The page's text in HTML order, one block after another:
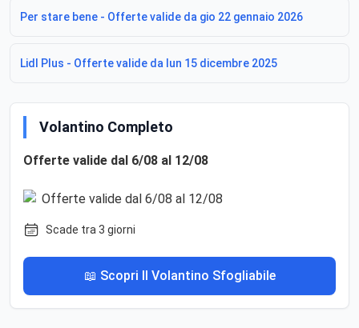
Per stare bene - Offerte valide da gio 22 gennaio 2026
Lidl Plus - Offerte valide da lun 15 dicembre 2025
Volantino Completo
Offerte valide dal 6/08 al 12/08
Scade tra 3 giorni
📖 Scopri Il Volantino Sfogliabile